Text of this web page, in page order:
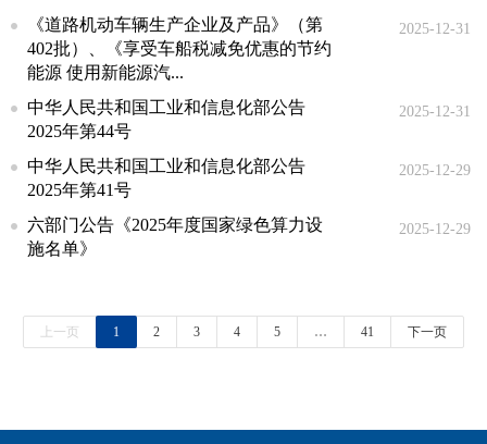
《道路机动车辆生产企业及产品》（第
402批）、《享受车船税减免优惠的节约
能源 使用新能源汽...
2025-12-31
中华人民共和国工业和信息化部公告
2025年第44号
2025-12-31
中华人民共和国工业和信息化部公告
2025年第41号
2025-12-29
六部门公告《2025年度国家绿色算力设
施名单》
2025-12-29
上一页 1 2 3 4 5 … 41 下一页